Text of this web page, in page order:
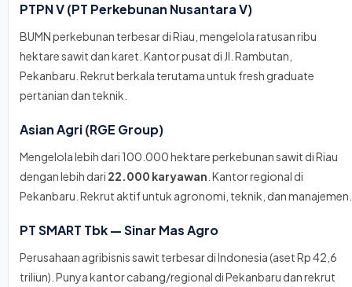
PTPN V (PT Perkebunan Nusantara V)
BUMN perkebunan terbesar di Riau, mengelola ratusan ribu
hektare sawit dan karet. Kantor pusat di Jl. Rambutan,
Pekanbaru. Rekrut berkala terutama untuk fresh graduate
pertanian dan teknik.
Asian Agri (RGE Group)
Mengelola lebih dari 100.000 hektare perkebunan sawit di Riau
dengan lebih dari 22.000 karyawan . Kantor regional di
Pekanbaru. Rekrut aktif untuk agronomi, teknik, dan manajemen.
PT SMART Tbk — Sinar Mas Agro
Perusahaan agribisnis sawit terbesar di Indonesia (aset Rp 42,6
triliun). Punya kantor cabang/regional di Pekanbaru dan rekrut